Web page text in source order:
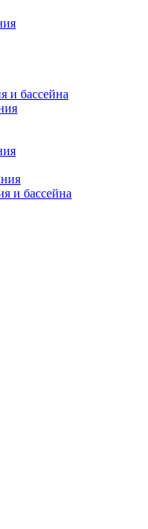
и бассейна
и бассейна